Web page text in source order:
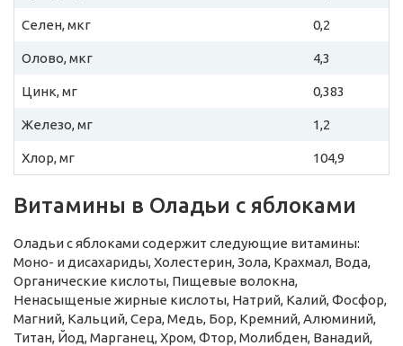
Селен, мкг 0,2
Олово, мкг 4,3
Цинк, мг 0,383
Железо, мг 1,2
Хлор, мг 104,9
Витамины в Оладьи с яблоками
Оладьи с яблоками содержит следующие витамины:
Моно- и дисахариды, Холестерин, Зола, Крахмал, Вода,
Органические кислоты, Пищевые волокна,
Ненасыщеные жирные кислоты, Натрий, Калий, Фосфор,
Магний, Кальций, Сера, Медь, Бор, Кремний, Алюминий,
Титан, Йод, Марганец, Хром, Фтор, Молибден, Ванадий,